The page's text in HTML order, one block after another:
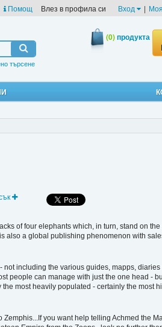
Помощ Влез в профила си Вход |
търсене
(0)продукта
of four elephants which, in turn, stand on the
also a global publishing phenomenon with
including the various guides, mapps, diaries
people can manage with just the one head -
most heavily populated - certainly the most
you want help telling Achmed the